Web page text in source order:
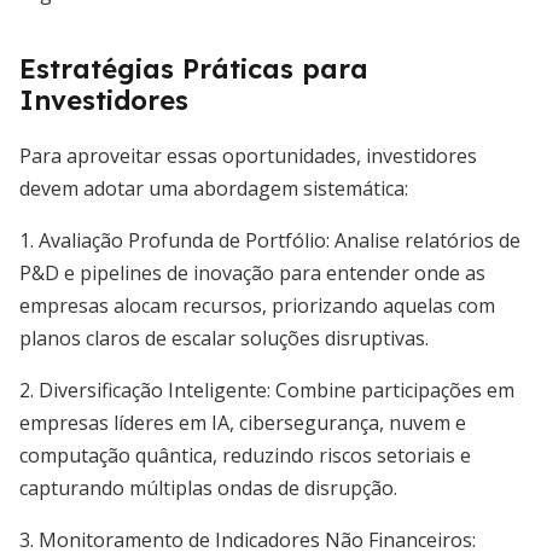
Estratégias Práticas para
Investidores
Para aproveitar essas oportunidades, investidores
devem adotar uma abordagem sistemática:
1. Avaliação Profunda de Portfólio: Analise relatórios de
P&D e pipelines de inovação para entender onde as
empresas alocam recursos, priorizando aquelas com
planos claros de escalar soluções disruptivas.
2. Diversificação Inteligente: Combine participações em
empresas líderes em IA, cibersegurança, nuvem e
computação quântica, reduzindo riscos setoriais e
capturando múltiplas ondas de disrupção.
3. Monitoramento de Indicadores Não Financeiros: